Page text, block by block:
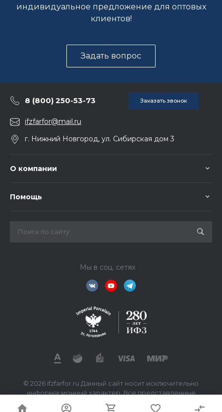
индивидуальное предложение для оптовых
клиентов!
Задать вопрос
8 (800) 250-53-73 Заказать звонок
ifzfarfor@mail.ru
г. Нижний Новгород, ул. Сибирская дом 3
О компании
Помощь
Мы в соц. сетях
© 2026 ifzfarfor.ru Данный сайт носит исключительно
информационный характер. Все представленные
предложения не являются офертой, определяемой